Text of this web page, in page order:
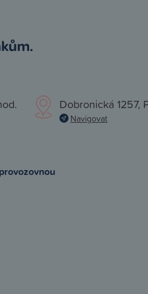
Dobronická 1257,
Navigovat